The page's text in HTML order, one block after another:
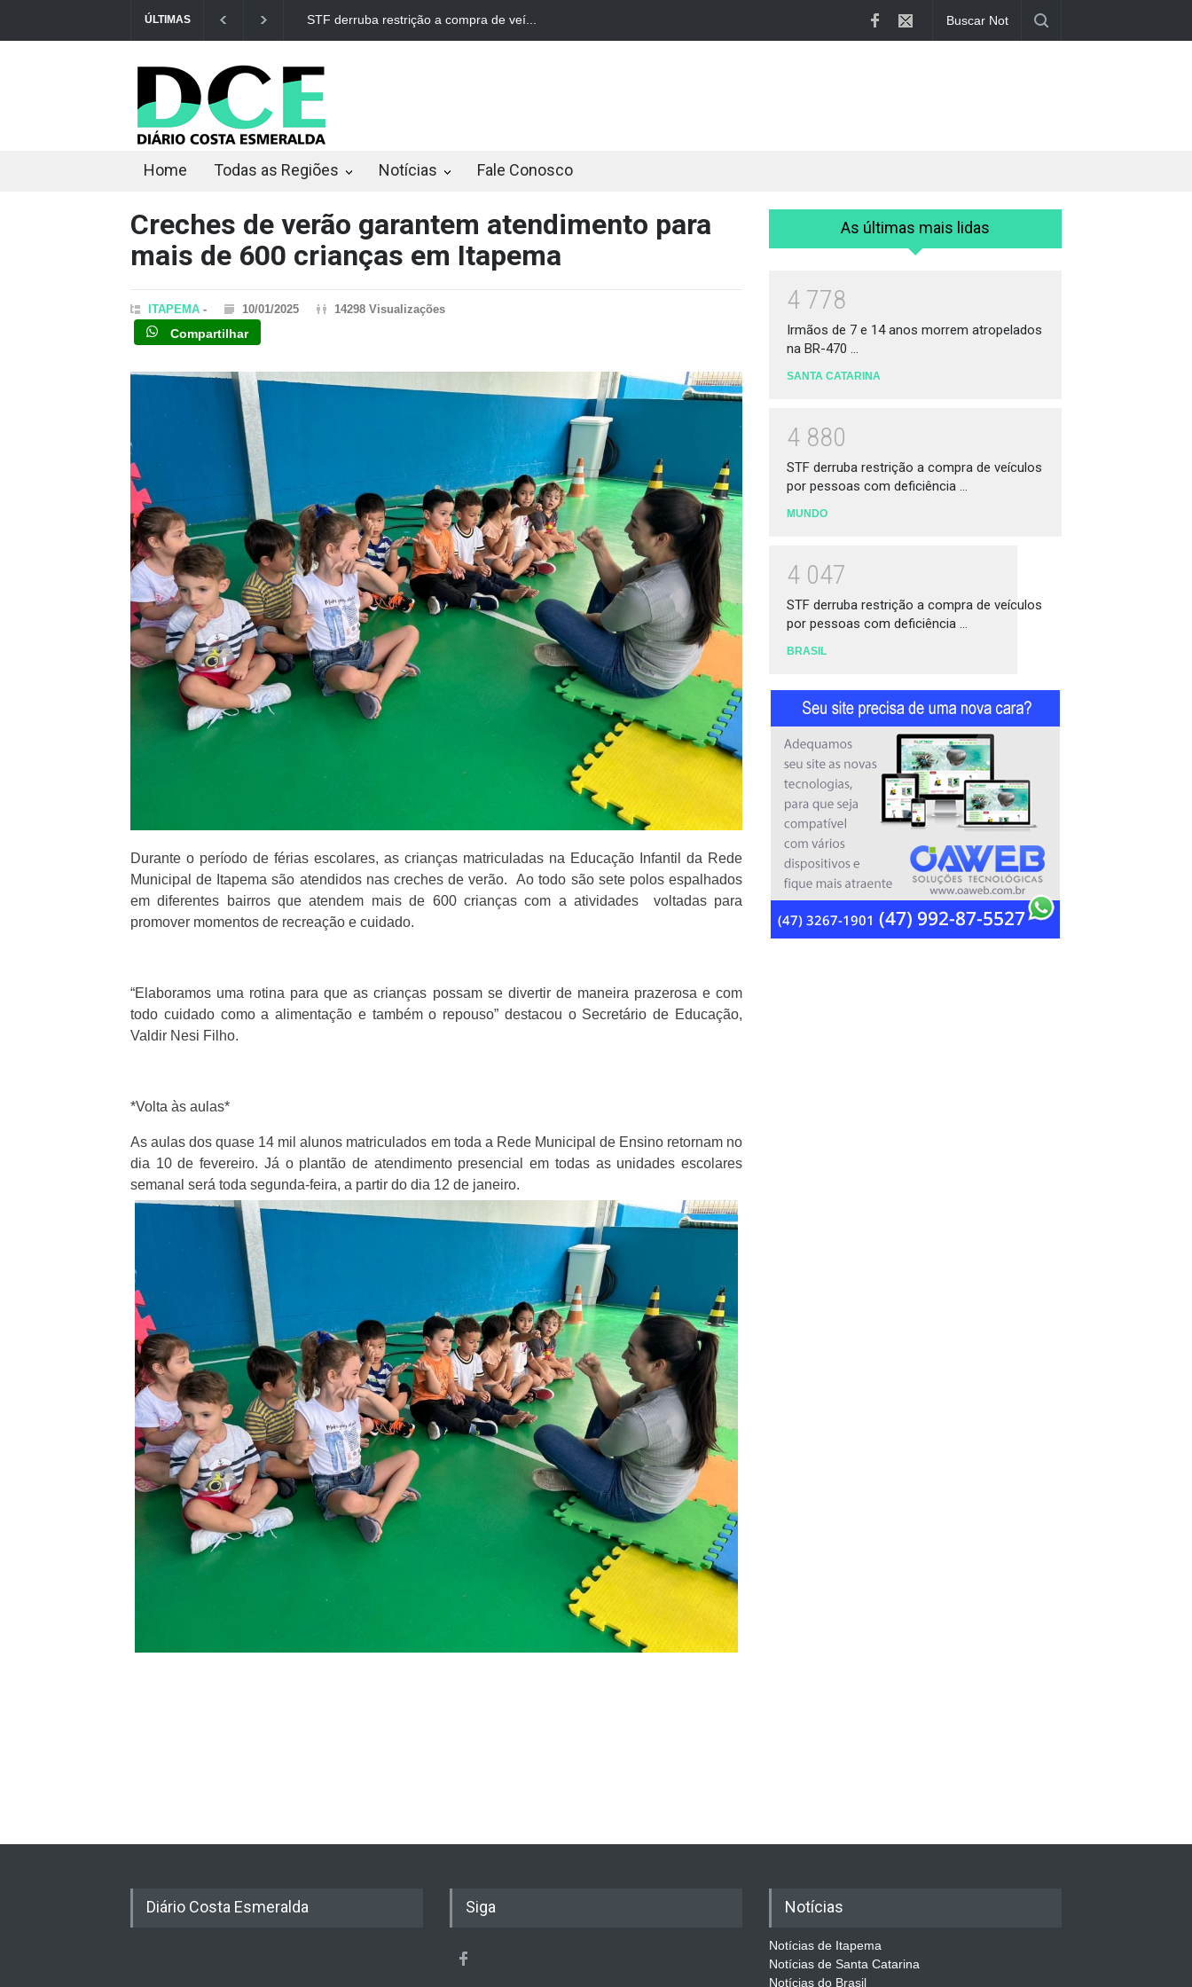
ÚLTIMAS STF derruba restrição a compra de veí... Irmãos de 7 e 14 anos morrem atropelado...
Home Todas as Regiões Notícias Fale Conosco
Creches de verão garantem atendimento para
mais de 600 crianças em Itapema
ITAPEMA - 10/01/2025 14298 Visualizações
Compartilhar
Durante o período de férias escolares, as crianças matriculadas na Educação Infantil da Rede
Municipal de Itapema são atendidos nas creches de verão. Ao todo são sete polos espalhados
em diferentes bairros que atendem mais de 600 crianças com a atividades voltadas para
promover momentos de recreação e cuidado.
“Elaboramos uma rotina para que as crianças possam se divertir de maneira prazerosa e com
todo cuidado como a alimentação e também o repouso” destacou o Secretário de Educação,
Valdir Nesi Filho.
*Volta às aulas*
As aulas dos quase 14 mil alunos matriculados em toda a Rede Municipal de Ensino retornam no
dia 10 de fevereiro. Já o plantão de atendimento presencial em todas as unidades escolares
semanal será toda segunda-feira, a partir do dia 12 de janeiro.
As últimas mais lidas
4 778
Irmãos de 7 e 14 anos morrem atropelados
na BR-470 ...
SANTA CATARINA
4 880
STF derruba restrição a compra de veículos
por pessoas com deficiência ...
MUNDO
4 047
STF derruba restrição a compra de veículos
por pessoas com deficiência ...
BRASIL
Diário Costa Esmeralda Siga Notícias
Notícias de Itapema
Notícias de Santa Catarina
Notícias do Brasil